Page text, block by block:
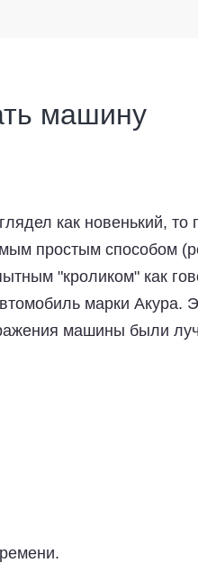
машину
как новенький, то
простым способом
"кроликом" как
марки Акура.
машины были